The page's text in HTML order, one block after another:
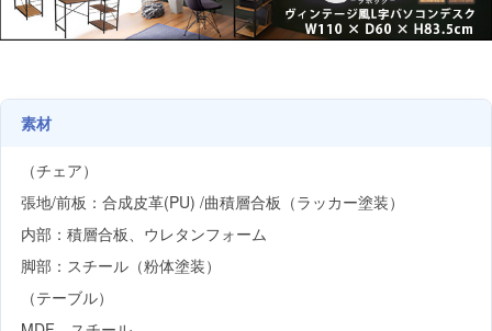
素材
（チェア）
張地/前板：合成皮革(PU) /曲積層合板（ラッカー塗装）
内部：積層合板、ウレタンフォーム
脚部：スチール（粉体塗装）
（テーブル）